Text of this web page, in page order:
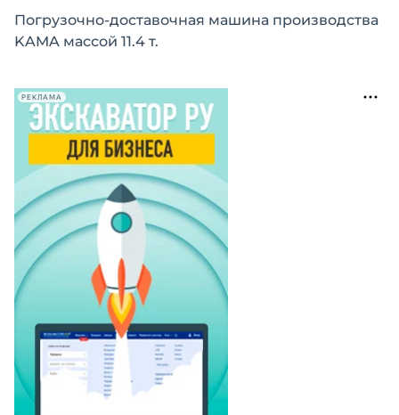
Погрузочно-доставочная машина производства
KAMA массой 11.4 т.
РЕКЛАМА